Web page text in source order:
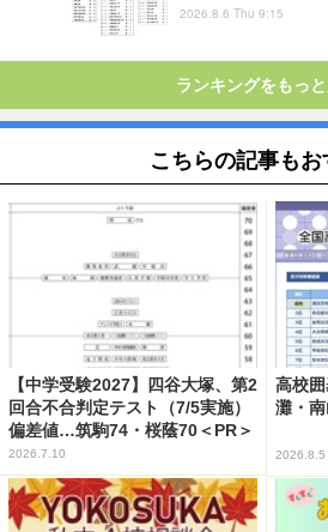
2026.8.6 Thu 9:15
ランキングをもっ
こちらの記事もお
【中学受験2027】四谷大塚、第2
回合不合判定テスト（7/5実施）
偏差値…筑駒74・桜蔭70＜PR＞
2026.7.10
高校
灘・
2026.8.5